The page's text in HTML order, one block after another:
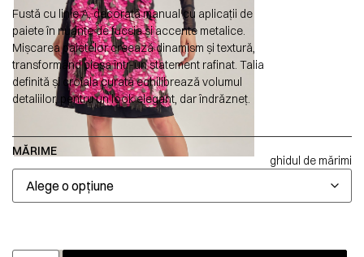
Fustă cu linie A, decorată manual cu aplicații de
paiete în nuanțe de fucsia și accente metalice.
Mișcarea paietelor creează dinamism și textură,
transformând piesa într-un statement rafinat. Talia
definită și croiala curată echilibrează volumul
detaliilor, pentru un look elegant, dar îndrăzneț.
MĂRIME
ghidul de mărimi